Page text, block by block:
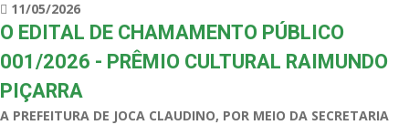
11/05/2026
O EDITAL DE CHAMAMENTO PÚBLICO
001/2026 - PRÊMIO CULTURAL RAIMUNDO
PIÇARRA
A PREFEITURA DE JOCA CLAUDINO, POR MEIO DA SECRETARIA